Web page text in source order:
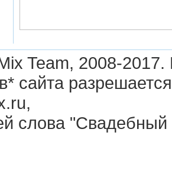
Team, 2008-2017.
сайта
слова